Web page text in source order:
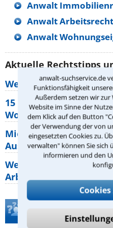
anwalt-suchservice.de
Funktionsfähigkeit
Außerdem setzen wir
Website im Sinne der
dem Klick auf den Button
der Verwendung der von
eingesetzten Cookies zu.
verwalten" können Sie sich
informieren und den
Anwalt
Anwalt Arbeitsrecht
Anwalt
Aktuelle Rechtstipps
Wer muss
15 elementare
Wohnungseigentümer
Mietpreisbremse 2026:
Ausnahmen und
Welche Regeln für
Arbeitszeit gelten beim
Teste Dein